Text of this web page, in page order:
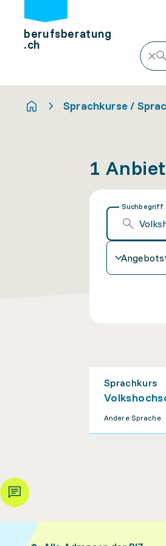
berufsberatung
.ch
Sprachkurse /
1
Suchbegriff
Sprachkurs
Andere Sprache